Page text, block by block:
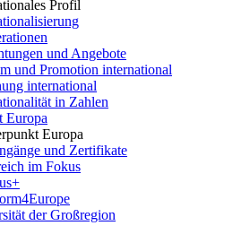
Profil
und Angebote
und Promotion international
international
in Zahlen
Europa
Europa
und Zertifikate
im Fokus
der Großregion